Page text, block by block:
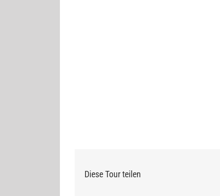
Diese Tour teilen